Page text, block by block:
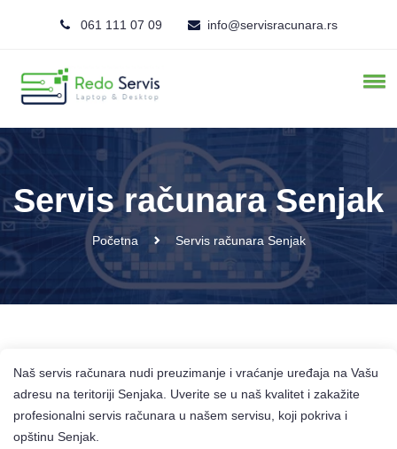
061 111 07 09 info@servisracunara.rs
Servis računara Senjak
Početna Servis računara Senjak
Naš servis računara nudi preuzimanje i vraćanje uređaja na Vašu
adresu na teritoriji Senjaka. Uverite se u naš kvalitet i zakažite
profesionalni servis računara u našem servisu, koji pokriva i
opštinu Senjak.